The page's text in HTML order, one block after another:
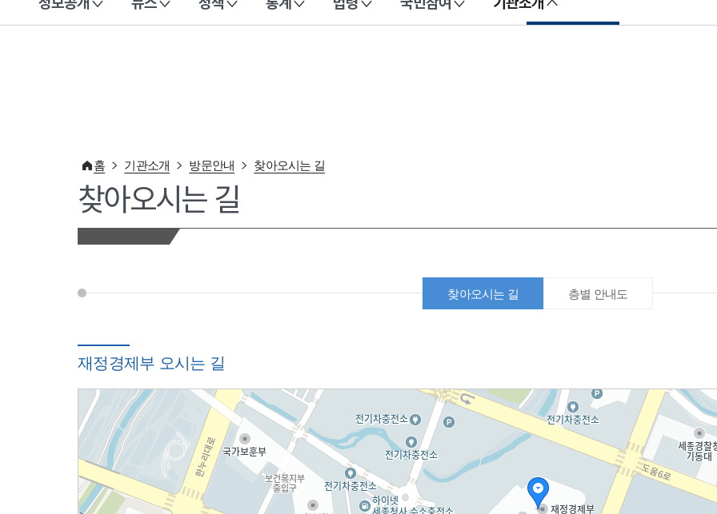
이 누리집은 대한민국 공식 전자정부 누리집입니다.
홈 기관소개 방문안내 찾아오시는 길
찾아오시는 길
찾아오시는 길 층별 안내도
재정경제부 오시는 길